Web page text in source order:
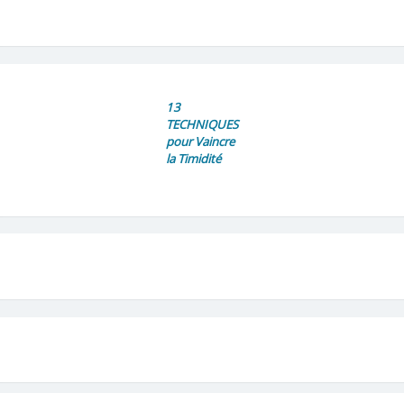
13
TECHNIQUES
pour Vaincre
la Timidité